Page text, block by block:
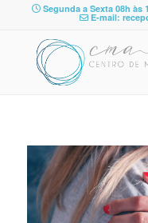
Segunda a Sexta 08h às
E-mail: